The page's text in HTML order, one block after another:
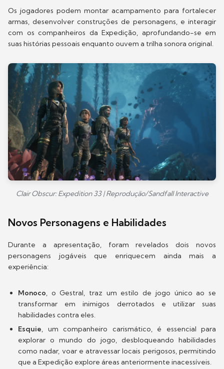
Os jogadores podem montar acampamento para fortalecer
armas, desenvolver construções de personagens, e interagir
com os companheiros da Expedição, aprofundando-se em
suas histórias pessoais enquanto ouvem a trilha sonora original.
Clair Obscur: Expedition 33 | Reprodução/Sandfall Interactive
Novos Personagens e Habilidades
Durante a apresentação, foram revelados dois novos
personagens jogáveis que enriquecem ainda mais a
experiência:
Monoco, o Gestral, traz um estilo de jogo único ao se
transformar em inimigos derrotados e utilizar suas
habilidades contra eles.
Esquie, um companheiro carismático, é essencial para
explorar o mundo do jogo, desbloqueando habilidades
como nadar, voar e atravessar locais perigosos, permitindo
que a Expedição explore áreas anteriormente inacessíveis.